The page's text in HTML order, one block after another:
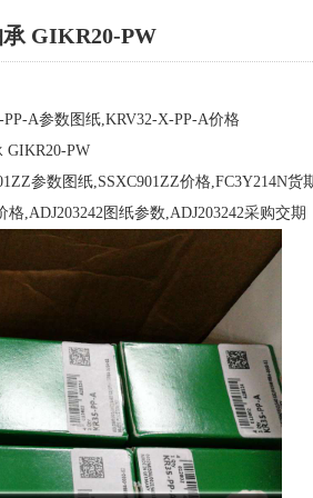
GIKR20-PW
A参数图纸,KRV32-X-PP-A价格
GIKR20-PW
参数图纸,SSXC901ZZ价格,FC3Y214N货
,ADJ203242图纸参数,ADJ203242采购交期